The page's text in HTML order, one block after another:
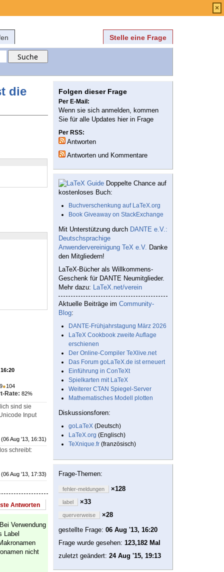
Stelle eine Frage
die
●104
Rate: 82%
sind sie
Input
(06 Aug '13, 16:31)
schreibt:
(06 Aug '13, 17:33)
Antworten
Verwendung
Label
nicht
Folgen dieser Frage
Per E-Mail:
Wenn sie sich anmelden, kommen
Sie für alle Updates hier in Frage
Per RSS:
Antworten
Antworten und Kommentare
Doppelte Chance auf
kostenloses Buch:
Buchverschenkung auf LaTeX.org
Book Giveaway on StackExchange
Mit Unterstützung durch DANTE e.V.:
Deutschsprachige
Anwendervereinigung TeX e.V. Danke
den Mitgliedern!
LaTeX-Bücher als Willkommens-
Geschenk für DANTE Neumitglieder.
Mehr dazu: LaTeX.net/verein
Aktuelle Beiträge im Community-
Blog:
DANTE-Frühjahrstagung März 2026
LaTeX Cookbook zweite Auflage
erschienen
Der Online-Compiler TeXlive.net
Das Forum goLaTeX.de ist erneuert
Einführung in ConTeXt
Spielkarten mit LaTeX
Weiterer CTAN Spiegel-Server
Mathematisches Modell plotten
Diskussionsforen:
goLaTeX (Deutsch)
LaTeX.org (Englisch)
TeXnique.fr (französisch)
Frage-Themen:
fehler-meldungen ×128
label ×33
querverweise
×28
gestellte Frage: 06 Aug '13, 16:20
Frage wurde gesehen: 123,182 Mal
zuletzt geändert: 24 Aug '15, 19:13
×